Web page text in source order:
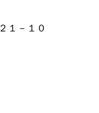
１－１０